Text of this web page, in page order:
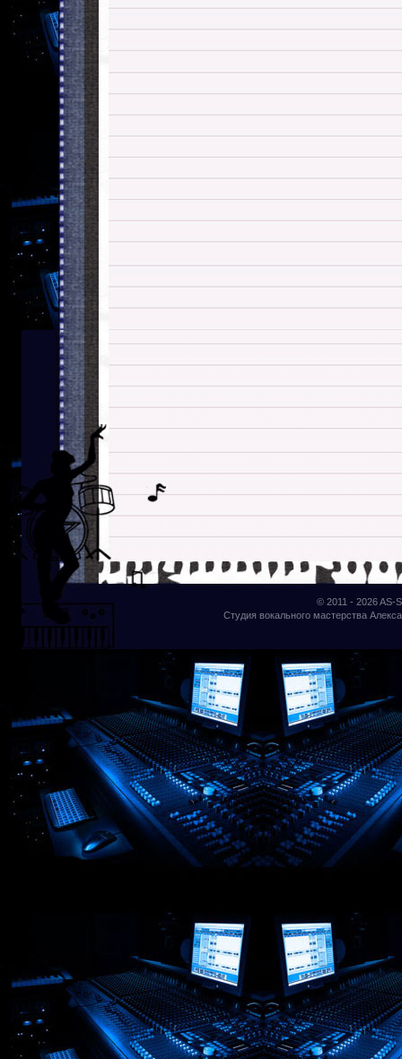
© 2011 - 2026AS-
Студия вокального мастерства